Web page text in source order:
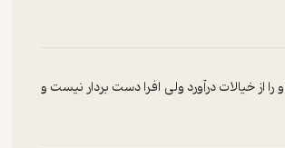
از خیالات درآورد ولی افرا دست بردار نیست و